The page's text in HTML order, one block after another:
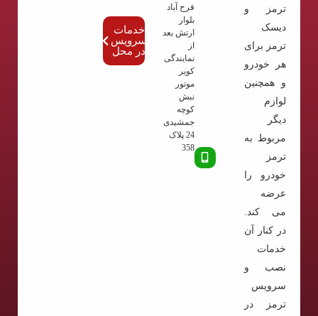
ترمز و
دیسک
ترمز برای
هر خودرو
و همچنین
لوازم
دیگر
مربوط به
ترمز
خودرو را
عرضه
می کند.
در کنار آن
خدمات
نصب و
سرویس
ترمز در
فرح آباد
بلوار
ارتش بعد
از
نمایندگی
کویر
موتور
نبش
کوچه
جمشیدی
24 پلاک
358
خدمات
سرویس
در محل